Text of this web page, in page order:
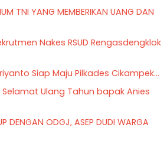
TNI YANG MEMBERIKAN UANG DAN
Nakes RSUD Rengasdengklok
Siap Maju Pilkades Cikampek...
Selamat Ulang Tahun bapak Anies
DENGAN ODGJ, ASEP DUDI WARGA